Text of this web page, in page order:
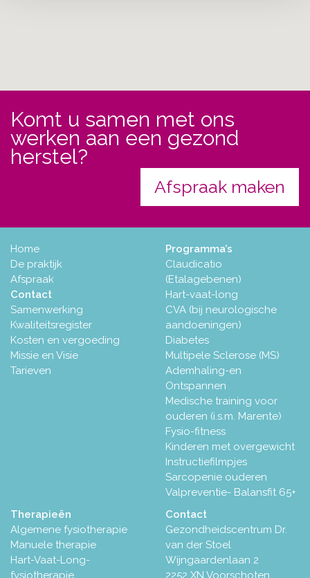
Komt u samen met ons
werken aan een gezond
herstel?
Afspraak maken
Home
De praktijk
Afspraak
Contact
Samenwerking
Kwaliteitsregister
Kosten en vergoeding
Missie en Visie
Tarieven
Programma’s
Claudicatio
(Etalagebenen)
Hart-vaat-long
CVA (bij neurologische
aandoeningen)
Diabetes
Multipele Sclerose (MS)
Ademhaling-en
Ontspannen
Medische training voor
ouderen (i.s.m. Marente)
Fysio-fitness
Kinderen met overgewicht
Instructiefilmpjes
Sarcopenie ouderen
Valpreventie- Balansfit 65+
Therapieën
Algemene fysiotherapie
Manuele therapie
Hart-Vaat-Long-
fysiotherapie
Contact
Gezondheidscentrum Dr.
van der Stoel
Wijngaardenlaan 2
2252 XN Voorschoten